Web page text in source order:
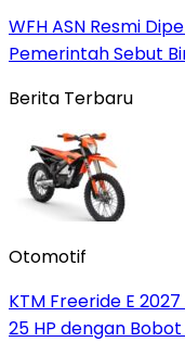
WFH ASN Resmi
Pemerintah Sebut
Berita Terbaru
Otomotif
KTM Freeride E
25 HP dengan Bobot